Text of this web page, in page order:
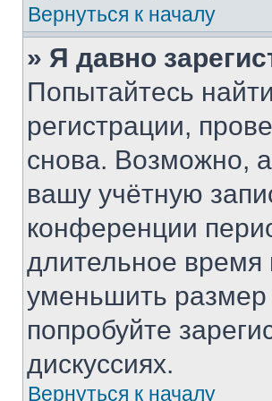
Вернуться к началу
» Я давно
Попытайтесь
регистрации,
снова. Возможно,
вашу учётную
конференции
длительное
уменьшить
попробуйте
дискуссиях.
Вернуться к началу